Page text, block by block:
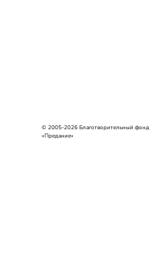
© 2005-2026 Благотворительный фонд
«Предание»